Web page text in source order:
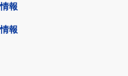
報
報